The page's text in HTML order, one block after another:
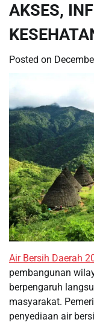
AKSES,
Posted on
Air Bersih Daerah
pembangunan
berpengaruh
masyarakat.
penyediaan air